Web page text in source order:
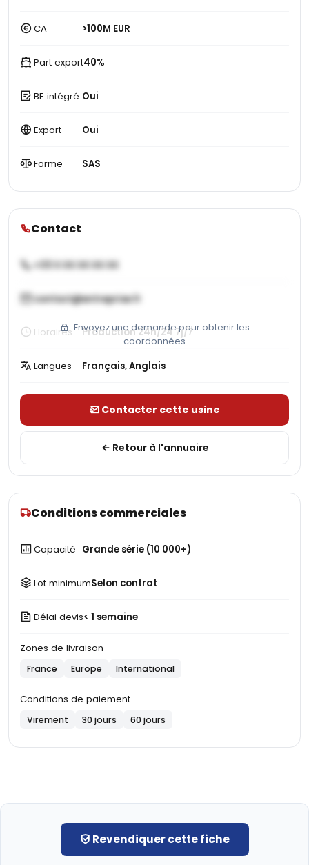
CA >100M EUR
Part export40%
BE intégré Oui
Export Oui
Forme SAS
Contact
+33 X XX XX XX XX
contact@entreprise.fr
Envoyez une demande pour obtenir les
coordonnées
Horaires Production 24h/24 7j/7
Langues Français, Anglais
Contacter cette usine
Retour à l'annuaire
Conditions commerciales
Capacité Grande série (10 000+)
Lot minimumSelon contrat
Délai devis< 1 semaine
Zones de livraison
France Europe International
Conditions de paiement
Virement 30 jours 60 jours
Revendiquer cette fiche